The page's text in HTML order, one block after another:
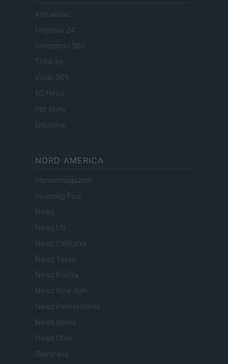
Actualidad
Finanzas 24
Investindo 365
Think.es
Viajar 365
ES Newz
Pet Story
Encocina
NORD AMERICA
Womanmagazine
Investing Plus
Newz
Newz US
Newz California
Newz Texas
Newz Florida
Newz New York
Newz Pennsylvania
Newz Illinois
Newz Ohio
Gameland